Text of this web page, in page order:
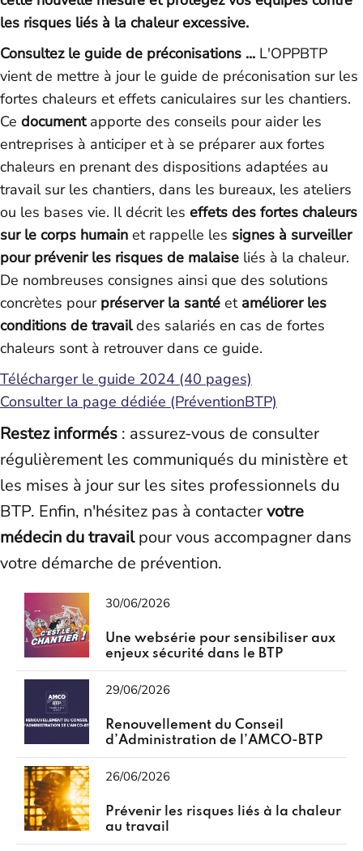
les risques liés à la chaleur excessive.
Consultez le guide de préconisations ... L'OPPBTP
vient de mettre à jour le guide de préconisation sur les
fortes chaleurs et effets caniculaires sur les chantiers.
Ce documentapporte des conseils pour aider les
entreprises à anticiper et à se préparer aux fortes
chaleurs en prenant des dispositions adaptées au
travail sur les chantiers, dans les bureaux, les ateliers
ou les bases vie. Il décrit les effets des fortes chaleurs
sur le corps humain et rappelle les signes à surveiller
pour prévenir les risques de malaise liés à la chaleur.
De nombreuses consignes ainsi que des solutions
concrètes pour préserver la santé et améliorer les
conditions de travaildes salariés en cas de fortes
chaleurs sont à retrouver dans ce guide.
Télécharger le guide 2024 (40 pages)
Consulter la page dédiée (PréventionBTP)
Restez informés : assurez-vous de consulter
régulièrement les communiqués du ministère et
les mises à jour sur les sites professionnels du
BTP. Enfin, n'hésitez pas à contactervotre
médecin du travailpour vous accompagner dans
votre démarche de prévention.
30/06/2026
Une websérie pour sensibiliser aux
enjeux sécurité dans le BTP
29/06/2026
Renouvellement du Conseil
d’Administration de l’AMCO-BTP
26/06/2026
Prévenir les risques liés à la chaleur
au travail